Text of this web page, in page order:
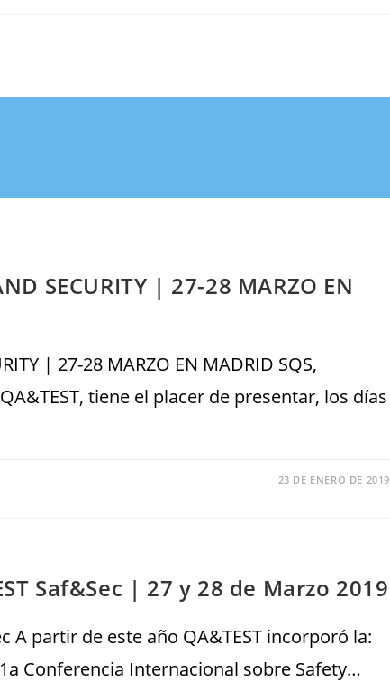
SECURITY | 27-28 MARZO EN
| 27-28 MARZO EN MADRID SQS,
tiene el placer de presentar, los días
23 DE ENERO DE 2019
Saf&Sec | 27 y 28 de Marzo 2019
A partir de este año QA&TEST incorporó la:
Conferencia Internacional sobre Safety…